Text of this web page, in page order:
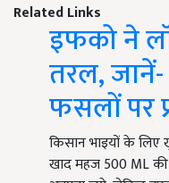
Related Links
इफको ने
तरल,
फसलों पर
किसान भाइयों के
खाद महज 500 ML